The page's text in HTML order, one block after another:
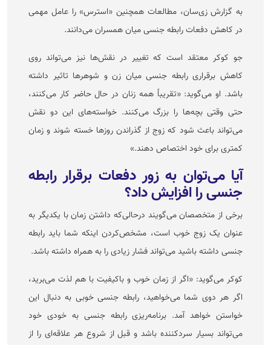
به گزارش زی‌سان، مطالعات همچنین «استرس» را عامل مهمی
در کاهش دفعات رابطه جنسی میان همسران می‌دانند.
جو کوکر معتقد است که تغییر در نقش‌ها نیز می‌تواند روی
کاهش برقراری رابطه جنسی میان زن و شوهر‌ها تاثیر داشته
باشد. او می‌گوید: «تقریباً همه زنان در حال حاضر کار می‌کنند،
حتی وقتی بچه‌ها را بزرگ می‌کنند. خواسته‌های این دو نقش
می‌تواند باعث شود که زوج از گذراندن روز‌ها خسته شوند و زمان
کمتری برای خود اختصاص دهند.»
آیا می‌توان به زور دفعات برقرار رابطه
جنسی را افزایش داد؟
برخی از متخصصان می‌گویند درحالی‌که داشتن زمان با یکدیگر به
عنوان یک زوج خوب است، مشخص‌کردن اینکه شما باید رابطه
جنسی داشته باشید می‌تواند فشار زیادی را به همراه داشته باشد.
کوکر می‌گوید: «اگر از زمان خوب و باکیفیت با هم لذت می‌برید،
اگر هر دوی شما می‌خواهید، رابطه جنسی خوبی به دنبال این
خواستن خواهد آمد. برنامه‌ریزی رابطه جنسی به خودی خود
می‌تواند بسیار سردکننده باشد و قبل از شروع هر علاقه‌ای را از